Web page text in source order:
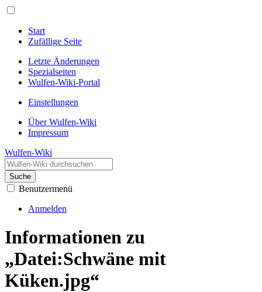
Start
Zufällige Seite
Letzte Änderungen
Spezialseiten
Wulfen-Wiki-Portal
Einstellungen
Über Wulfen-Wiki
Impressum
Wulfen-Wiki
Suche
Benutzermenü
Anmelden
Informationen zu
„Datei:Schwäne mit
Küken.jpg“